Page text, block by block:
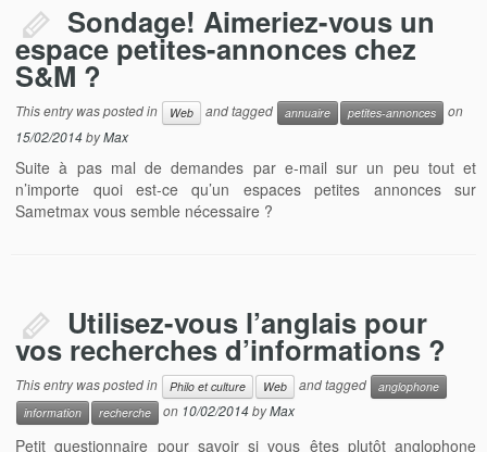
Sondage! Aimeriez-vous un
espace petites-annonces chez
S&M ?
This entry was posted in Web and tagged annuaire petites-annonces
on
15/02/2014byMax
Suite à pas mal de demandes par e-mail sur un peu tout et
n’importe quoi est-ce qu’un espaces petites annonces sur
Sametmax vous semble nécessaire ?
Utilisez-vous l’anglais pour
vos recherches d’informations ?
This entry was posted in Philo et culture Web and tagged
anglophone
information
recherche on 10/02/2014byMax
Petit questionnaire pour savoir si vous êtes plutôt anglophone